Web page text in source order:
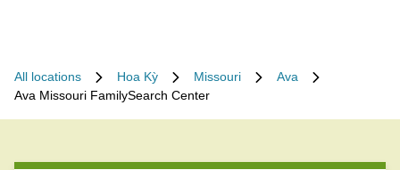
All locations Hoa Kỳ Missouri
Ava
Ava Missouri FamilySearch Center